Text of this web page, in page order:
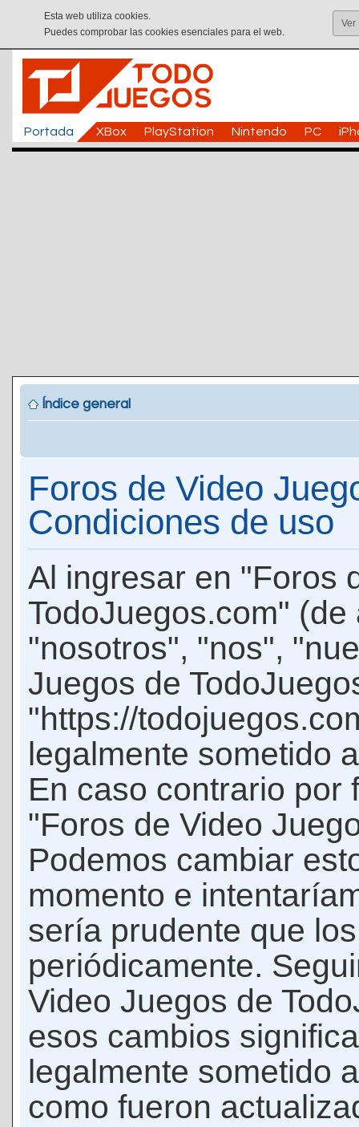
Esta web utiliza cookies.
Puedes comprobar las cookies esenciales para el web.
Ver
Portada XBox PlayStation Nintendo PC
Índice general
Foros de Video
Condiciones de uso
Al ingresar en "Foros
TodoJuegos.com"
"nosotros", "nos",
Juegos de
"https://
legalmente sometido
En caso contrario por
"Foros de Video
Podemos cambiar
momento e
sería prudente que
periódicamente.
Video Juegos de
esos cambios
legalmente sometido
como fueron